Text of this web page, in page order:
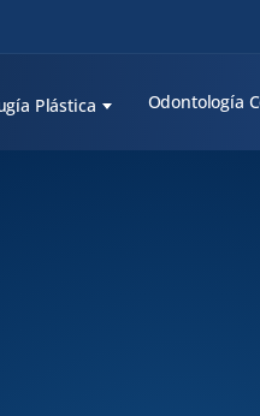
Plástica Odontología